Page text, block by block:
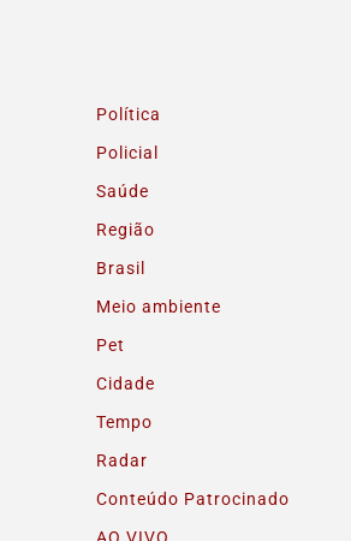
Política
Policial
Saúde
Região
Brasil
Meio ambiente
Pet
Cidade
Tempo
Radar
Conteúdo Patrocinado